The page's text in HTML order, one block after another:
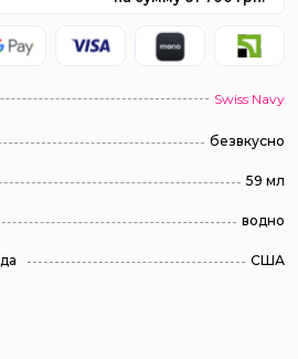
Swiss Navy
безвкусно
59 мл
водно
США